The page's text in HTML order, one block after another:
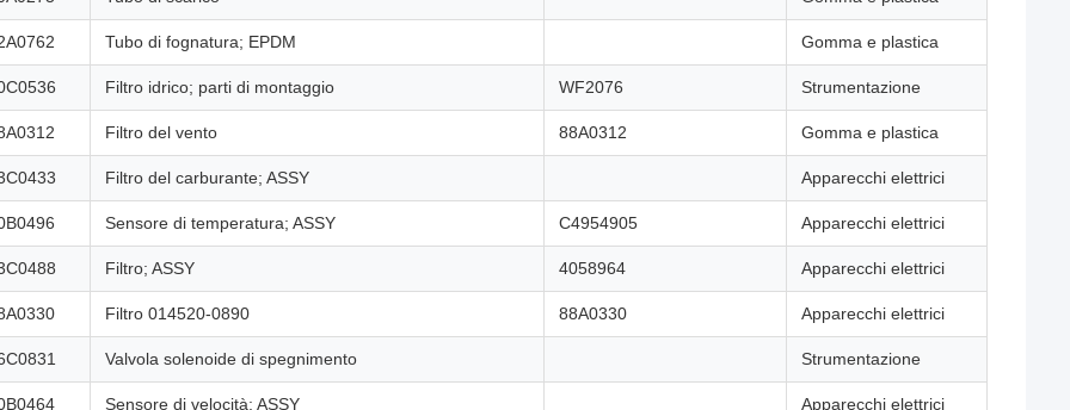
Tubo di fognatura; EPDM Gomma e plastica
Filtro idrico; parti di montaggio WF2076 Strumentazione
Filtro del vento 88A0312 Gomma e plastica
Filtro del carburante; ASSY Apparecchi elettrici
Sensore di temperatura; ASSY C4954905 Apparecchi elettrici
Filtro; ASSY 4058964 Apparecchi elettrici
Filtro 014520-0890 88A0330 Apparecchi elettrici
Valvola solenoide di spegnimento Strumentazione
Sensore di velocità; ASSY Apparecchi elettrici